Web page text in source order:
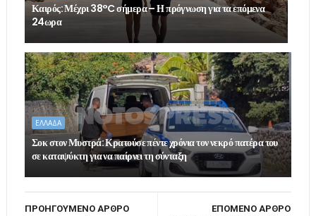
Καιρός: Μέχρι 38°C σήμερα – Η πρόγνωση για τα επόμενα
24ωρα
ΕΛΛΑΔΑ
Σοκ στον Μυστρά: Κρατούσε πέντε χρόνια τον νεκρό πατέρα του
σε καταψύκτη για να παίρνει τη σύνταξη
ΕΠΟΜΕΝΟ ΑΡΘΡΟ
ΠΡΟΗΓΟΥΜΕΝΟ ΑΡΘΡΟ